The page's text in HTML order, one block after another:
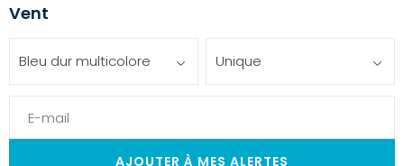
Vent
Bleu dur multicolore Unique